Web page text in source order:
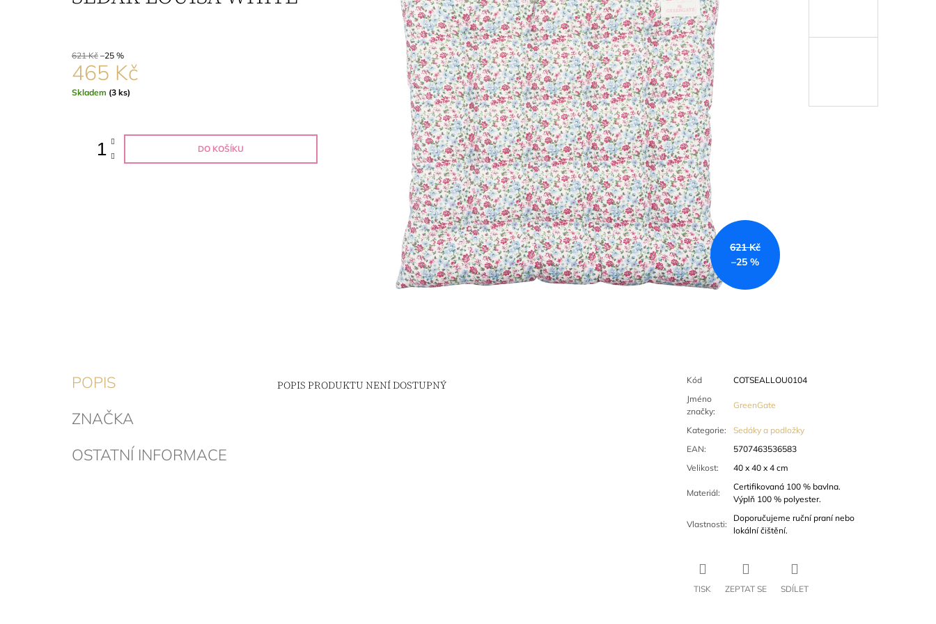
621 Kč
–25 %
621 Kč –25 %
465 Kč
Měrná
Skladem (3 ks)
DO KOŠÍKU
POPIS
ZNAČKA
OSTATNÍ INFORMACE
POPIS PRODUKTU NENÍ DOSTUPNÝ Kód
COTSEALLOU0104
Jméno
značky:
GreenGate
Kategorie:
Sedáky a podložky
EAN:
5707463536583
Velikost: 40 x 40 x 4 cm
Materiál:
Certifikovaná 100 % bavlna.
Výplň 100 % polyester.
Vlastnosti:
Doporučujeme ruční praní nebo
lokální čištění.
TISK ZEPTAT SE SDÍLET
192 Kč
668 Kč
Původně: 891 Kč